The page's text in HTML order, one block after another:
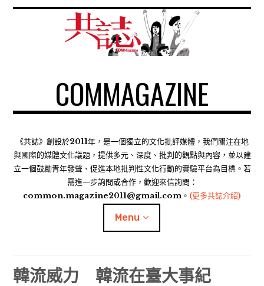
COMMAGAZINE
《共誌》創設於2011年，是一個獨立的文化批評媒體，我們關注在地
與國際的媒體文化議題，提供多元、深度、批判的觀點與內容，並以建
立一個鼓勵青年發聲、促進本地批判性文化行動的實驗平台為目標。若
需進一步詢問或合作，歡迎來信詢問：
common.magazine2011@gmail.com。 (更多共誌介紹)
Menu
共專題
韓流威力 韓流在臺大事紀